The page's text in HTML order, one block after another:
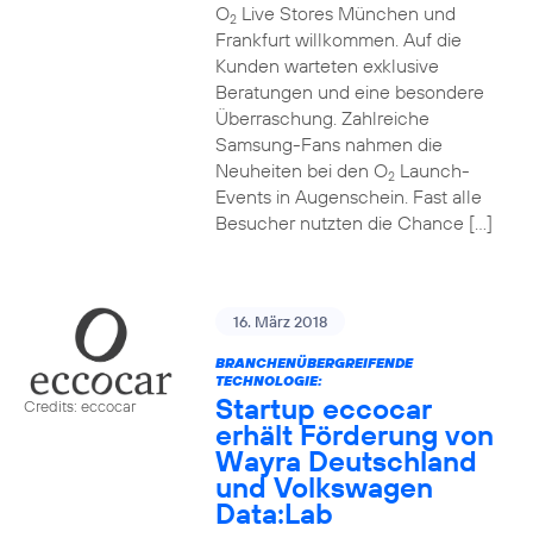
O2Live Stores München und
Frankfurt willkommen. Auf die
Kunden warteten exklusive
Beratungen und eine besondere
Überraschung. Zahlreiche
Samsung-Fans nahmen die
Neuheiten bei den O2Launch-
Events in Augenschein. Fast alle
Besucher nutzten die Chance […]
Credits: eccocar
16. März 2018
BRANCHENÜBERGREIFENDE
TECHNOLOGIE:
Startup eccocar
erhält Förderung von
Wayra Deutschland
und Volkswagen
Data:Lab